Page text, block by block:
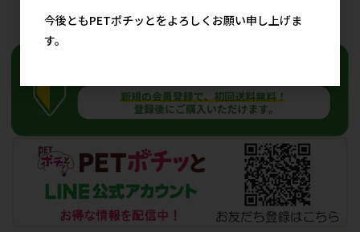
26件中 1〜26件目
今後ともPETポチッとをよろしくお願い申し上げま
す。